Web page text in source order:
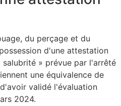
du perçage et du
d'une attestation
» prévue par l'arrêté
une équivalence de
validé l'évaluation
2024.